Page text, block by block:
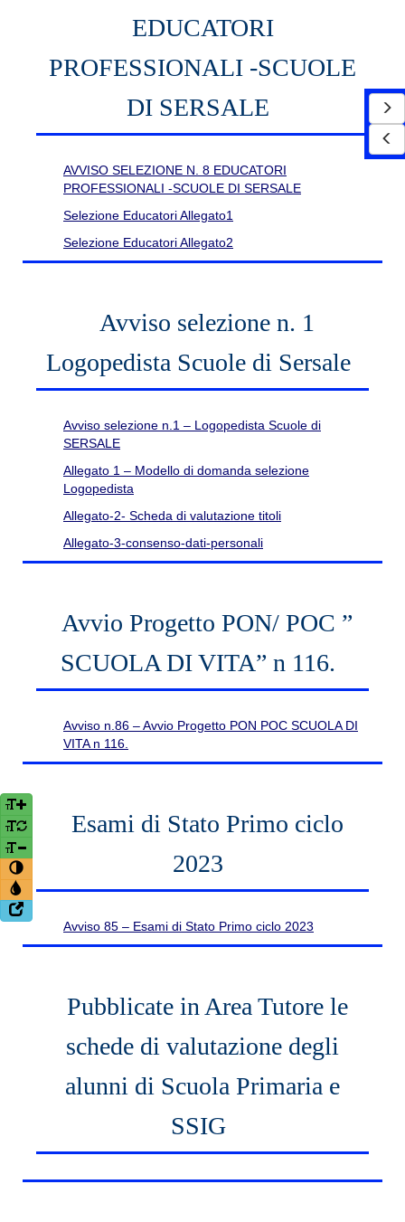
EDUCATORI
PROFESSIONALI -SCUOLE
DI SERSALE
AVVISO SELEZIONE N. 8 EDUCATORI
PROFESSIONALI -SCUOLE DI SERSALE
Selezione Educatori Allegato1
Selezione Educatori Allegato2
Avviso selezione n. 1
Logopedista Scuole di Sersale
Avviso selezione n.1 – Logopedista Scuole di
SERSALE
Allegato 1 – Modello di domanda selezione
Logopedista
Allegato-2- Scheda di valutazione titoli
Allegato-3-consenso-dati-personali
Avvio Progetto PON/ POC ”
SCUOLA DI VITA” n 116.
Avviso n.86 – Avvio Progetto PON POC SCUOLA DI
VITA n 116.
Esami di Stato Primo ciclo
2023
Avviso 85 – Esami di Stato Primo ciclo 2023
Pubblicate in Area Tutore le
schede di valutazione degli
alunni di Scuola Primaria e
SSIG